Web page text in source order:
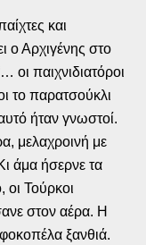
και
ο Αρχιγένης στο
οι παιχνιδιατόροι
το παρατσούκλι
ήταν γνωστοί.
μελαχροινή με
άμα ήσερνε τα
Τούρκοι
στον αέρα. Η
ξανθιά.